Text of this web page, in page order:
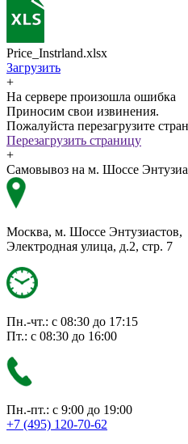
Price_Instrland.xlsx
Загрузить
+
На сервере произошла ошибка
Приносим свои извинения.
Пожалуйста перезагрузите
Перезагрузить страницу
+
Самовывоз на м. Шоссе
Москва, м. Шоссе Энтузиастов,
Электродная улица, д.2, стр. 7
Пн.-чт.: с 08:30 до 17:15
Пт.: с 08:30 до 16:00
Пн.-пт.: с 9:00 до 19:00
+7 (495) 120-70-62